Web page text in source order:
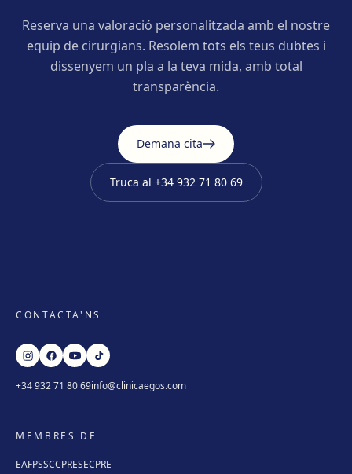
Reserva una valoració personalitzada amb el nostre
equip de cirurgians. Resolem tots els teus dubtes i
dissenyem un pla a la teva mida, amb total
transparència.
Demana cita
Truca al +34 932 71 80 69
CONTACTA'NS
+34 932 71 80 69info@clinicaegos.com
MEMBRES DE
EAFPSSCCPRESECPRE